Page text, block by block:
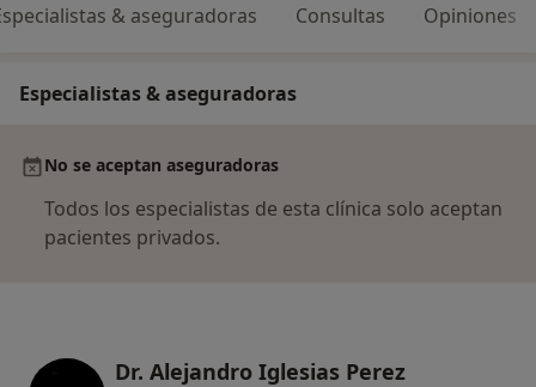
& aseguradoras Consultas Opiniones
Especialistas & aseguradoras
No se aceptan aseguradoras
Todos los especialistas de esta clínica solo aceptan
pacientes privados.
Dr. Alejandro Iglesias Perez